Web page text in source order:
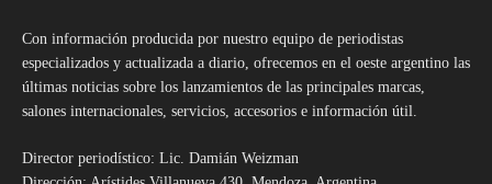
Con información producida por nuestro equipo de periodistas
especializados y actualizada a diario, ofrecemos en el oeste argentino las
últimas noticias sobre los lanzamientos de las principales marcas,
salones internacionales, servicios, accesorios e información útil.
Director periodístico: Lic. Damián Weizman